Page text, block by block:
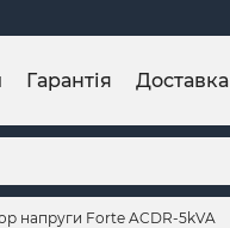
Гарантія Доставка
напруги Forte ACDR-5kVA